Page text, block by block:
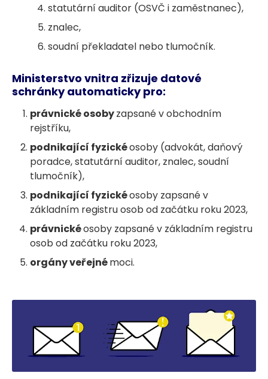
statutární auditor (OSVČ i zaměstnanec),
znalec,
soudní překladatel nebo tlumočník.
Ministerstvo vnitra zřizuje datové
schránky automaticky pro:
právnické osobyzapsané v obchodním
rejstříku,
podnikající fyzickéosoby (advokát, daňový
poradce, statutární auditor, znalec, soudní
tlumočník),
podnikající fyzickéosoby zapsané v
základním registru osob od začátku roku 2023,
právnickéosoby zapsané v základním registru
osob od začátku roku 2023,
orgány veřejnémoci.